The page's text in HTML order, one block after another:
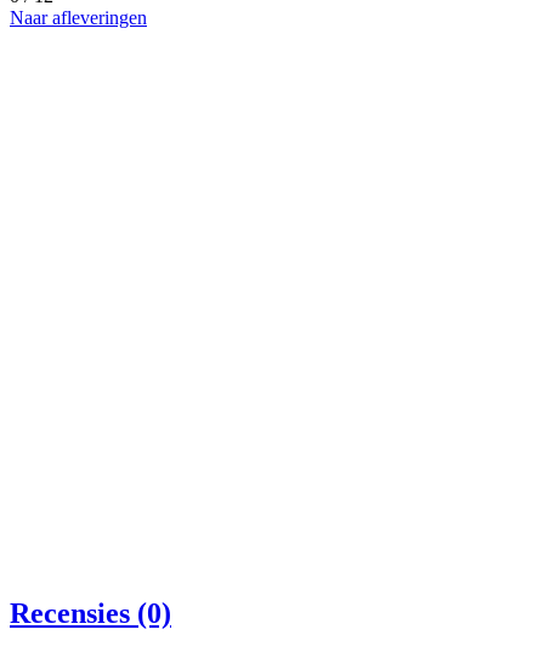
Naar afleveringen
Recensies (0)